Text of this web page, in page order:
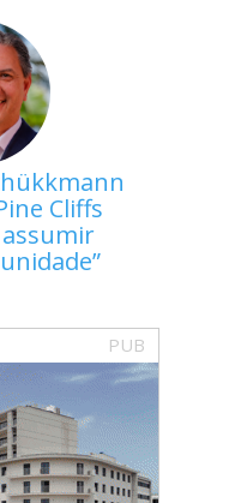
Cliffs
PUB